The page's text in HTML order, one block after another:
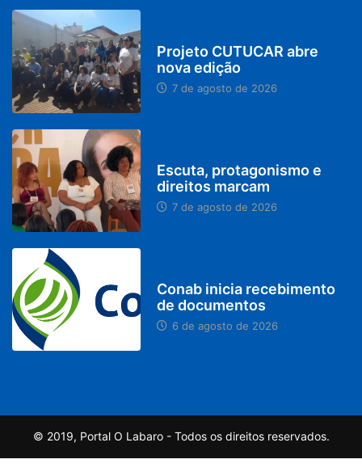
Projeto CUTUCAR abre
nova edição
7 de agosto de 2026
Escuta, protagonismo e
direitos marcam
7 de agosto de 2026
Conab inicia recebimento
de documentos
6 de agosto de 2026
© 2019, Portal O Labaro - Todos os direitos reservados.